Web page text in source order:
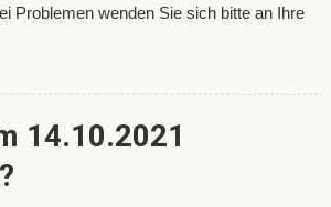
Problemen wenden Sie sich bitte an Ihre
14.10.2021